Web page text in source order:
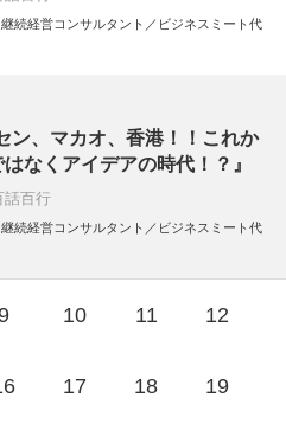
続経営コンサルタント／ビジネスミート代
ン、マカオ、香港！！これか
なくアイデアの時代！？』
百行
続経営コンサルタント／ビジネスミート代
10 11 12
17 18 19